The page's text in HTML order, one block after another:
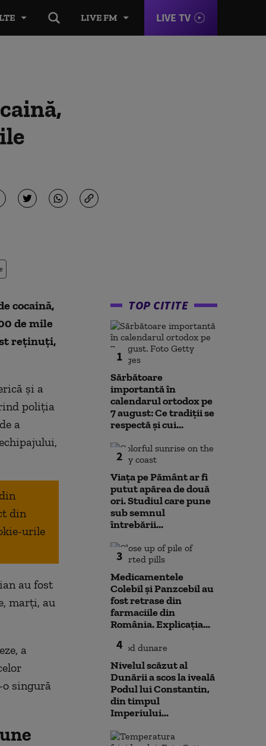
LIVE FM LIVE TV
cocaină,
de mile
reținuți,
și a
poliția
a
din
urile
au fost
marți, au
a
singură
TOP CITITE
1
Sărbătoare
importantă în
calendarul ortodox pe
7 august: Ce tradiții se
respectă și cui...
2
Viața pe Pământ ar fi
putut apărea de două
ori. Studiul care pune
sub semnul
întrebării...
3
Medicamentele
Colebil și Panzcebil au
fost retrase din
farmaciile din
România. Explicația...
4
Nivelul scăzut al
Dunării a scos la iveală
Podul lui Constantin,
din timpul
Imperiului...